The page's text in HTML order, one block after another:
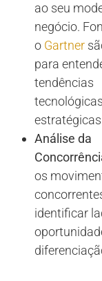
ao seu
negócio.
o Gartner
para
tendências
Análise da
os
identificar